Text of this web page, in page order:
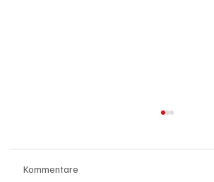
Kommentare